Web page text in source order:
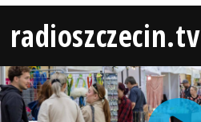
radioszczecin.tv